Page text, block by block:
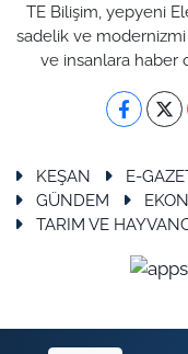
TE Bilişim, yepyeni
sadelik ve modernizmi
ve insanlara haber
KEŞAN E-
GÜNDEM
TARIM VE